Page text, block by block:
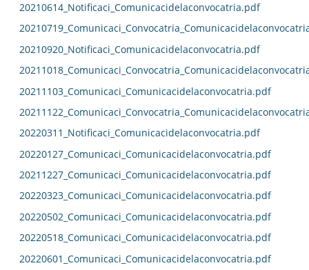
20210614_Notificaci_Comunicacidelaconvocatria.pdf
20210920_Notificaci_Comunicacidelaconvocatria.pdf
20211103_Comunicaci_Comunicacidelaconvocatria.pdf
20220311_Notificaci_Comunicacidelaconvocatria.pdf
20220127_Comunicaci_Comunicacidelaconvocatria.pdf
20211227_Comunicaci_Comunicacidelaconvocatria.pdf
20220323_Comunicaci_Comunicacidelaconvocatria.pdf
20220502_Comunicaci_Comunicacidelaconvocatria.pdf
20220518_Comunicaci_Comunicacidelaconvocatria.pdf
20220601_Comunicaci_Comunicacidelaconvocatria.pdf